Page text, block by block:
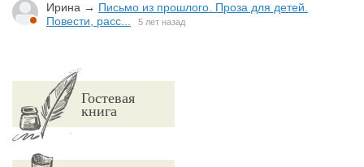
Ирина → Письмо из прошлого. Проза для детей.
Повести, расс...
5 лет назад
Гостевая
книга